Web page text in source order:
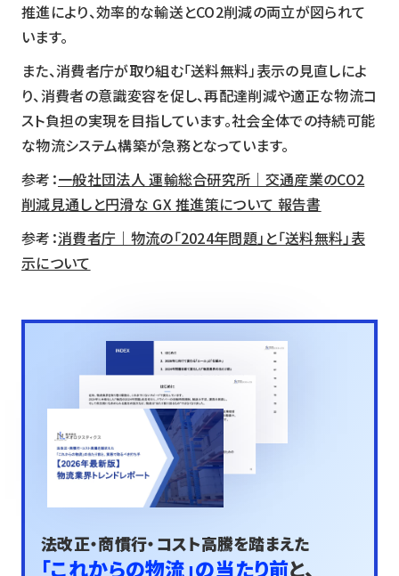
推進により、効率的な輸送とCO2削減の両立が図られて
います。
また、消費者庁が取り組む「送料無料」表示の見直しによ
り、消費者の意識変容を促し、再配達削減や適正な物流コ
スト負担の実現を目指しています。社会全体での持続可能
な物流システム構築が急務となっています。
参考：一般社団法人 運輸総合研究所｜交通産業のCO2
削減見通しと円滑な GX 推進策について 報告書
参考：消費者庁｜物流の「2024年問題」と「送料無料」表
示について
法改正・商慣行・コスト高騰を踏まえた
「これからの物流」の当たり前と、